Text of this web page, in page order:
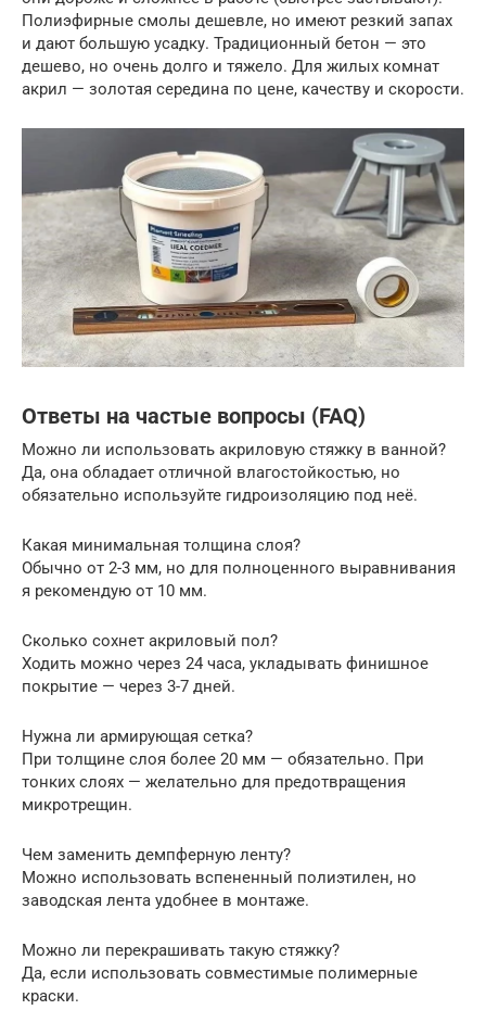
Полиэфирные смолы дешевле, но имеют резкий запах
и дают большую усадку. Традиционный бетон — это
дешево, но очень долго и тяжело. Для жилых комнат
акрил — золотая середина по цене, качеству и скорости.
Ответы на частые вопросы (FAQ)
Можно ли использовать акриловую стяжку в ванной?
Да, она обладает отличной влагостойкостью, но
обязательно используйте гидроизоляцию под неё.
Какая минимальная толщина слоя?
Обычно от 2-3 мм, но для полноценного выравнивания
я рекомендую от 10 мм.
Сколько сохнет акриловый пол?
Ходить можно через 24 часа, укладывать финишное
покрытие — через 3-7 дней.
Нужна ли армирующая сетка?
При толщине слоя более 20 мм — обязательно. При
тонких слоях — желательно для предотвращения
микротрещин.
Чем заменить демпферную ленту?
Можно использовать вспененный полиэтилен, но
заводская лента удобнее в монтаже.
Можно ли перекрашивать такую стяжку?
Да, если использовать совместимые полимерные
краски.